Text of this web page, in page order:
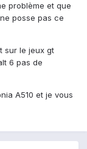
problème et que
posse pas ce
sur le jeux gt
6 pas de
A510 et je vous